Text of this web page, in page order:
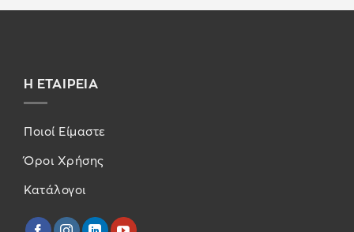
Η ΕΤΑΙΡΕΙΑ
Ποιοί Είμαστε
Όροι Χρήσης
Κατάλογοι